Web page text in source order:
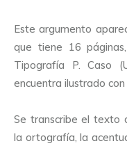
Este argumento
que tiene 16
Tipografía P. Caso
encuentra ilustrado
Se transcribe el texto
la ortografía, la